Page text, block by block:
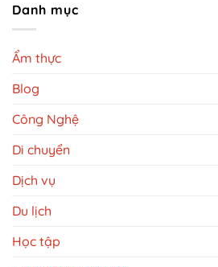
Danh mục
Ẩm thực
Blog
Công Nghệ
Di chuyển
Dịch vụ
Du lịch
Học tập